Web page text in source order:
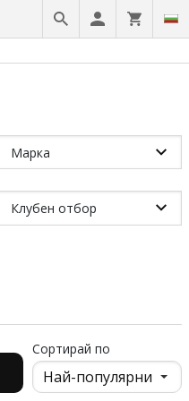
Марка
Клубен отбор
Сортирай по